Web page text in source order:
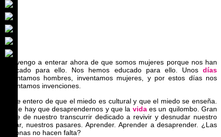
Me vengo a enterar ahora de que somos mujeres porque nos han
educado para ello. Nos hemos educado para ello. Unos días
inventamos hombres, inventamos mujeres, y por estos días nos
inventamos invenciones.
Y me entero de que el miedo es cultural y que el miedo se enseña.
Y que hay que desaprendernos y que la vidaes un quilombo. Gran
parte de nuestro transcurrir dedicado a revivir y desnudar nuestro
pasar, nuestros pasares. Aprender. Aprender a desaprender. ¿Las
siliconas no hacen falta?